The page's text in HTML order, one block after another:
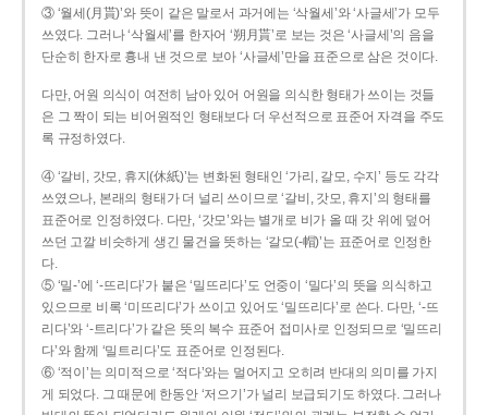
③ ‘월세(月貰)’와 뜻이 같은 말로서 과거에는 ‘삭월세’와 ‘사글세’가 모두
쓰였다. 그러나 ‘삭월세’를 한자어 ‘朔月貰’로 보는 것은 ‘사글세’의 음을
단순히 한자로 흉내 낸 것으로 보아 ‘사글세’만을 표준으로 삼은 것이다.
다만, 어원 의식이 여전히 남아 있어 어원을 의식한 형태가 쓰이는 것들
은 그 짝이 되는 비어원적인 형태보다 더 우선적으로 표준어 자격을 주도
록 규정하였다.
④ ‘갈비, 갓모, 휴지(休紙)’는 변화된 형태인 ‘가리, 갈모, 수지’ 등도 각각
쓰였으나, 본래의 형태가 더 널리 쓰이므로 ‘갈비, 갓모, 휴지’의 형태를
표준어로 인정하였다. 다만, ‘갓모’와는 별개로 비가 올 때 갓 위에 덮어
쓰던 고깔 비슷하게 생긴 물건을 뜻하는 ‘갈모(-帽)’는 표준어로 인정한
다.
⑤ ‘밀-’에 ‘-뜨리다’가 붙은 ‘밀뜨리다’도 언중이 ‘밀다’의 뜻을 의식하고
있으므로 비록 ‘미뜨리다’가 쓰이고 있어도 ‘밀뜨리다’로 쓴다. 다만, ‘-뜨
리다’와 ‘-트리다’가 같은 뜻의 복수 표준어 접미사로 인정되므로 ‘밀뜨리
다’와 함께 ‘밀트리다’도 표준어로 인정된다.
⑥ ‘적이’는 의미적으로 ‘적다’와는 멀어지고 오히려 반대의 의미를 가지
게 되었다. 그 때문에 한동안 ‘저으기’가 널리 보급되기도 하였다. 그러나